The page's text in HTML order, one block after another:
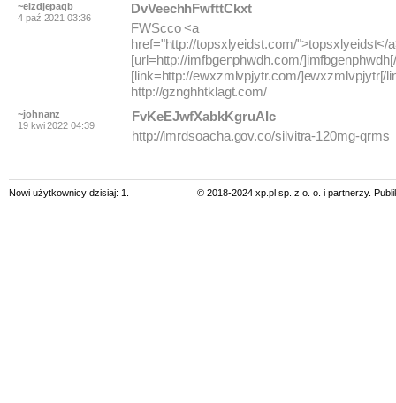
~eizdjepaqb
4 paź 2021 03:36
DvVeechhFwfttCkxt
FWScco <a
href="http://topsxlyeidst.com/">topsxlyeidst</
[url=http://imfbgenphwdh.com/
[link=http://ewxzmlvpjytr.com/]ewxzmlvpjytr[/
http://gznghhtklagt.com/
~johnanz
19 kwi 2022 04:39
FvKeEJwfXabkKgruAIc
http://imrdsoacha.gov.co/silvitra-120mg-qrms
Nowi użytkownicy dzisiaj: 1. © 2018-2024 xp.pl sp. z o. o. i partnerzy.